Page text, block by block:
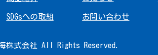
SDGsへの取組 お問い合わせ
株式会社 All Rights Reserved.